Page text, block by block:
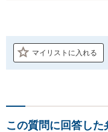
マイリストに入れる
この質問に回答した